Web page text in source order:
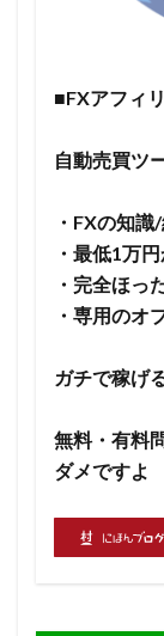
■FXアフィ
自動売買ツ
・FXの知
・最低1万
・完全ほっ
・専用のオ
ガチで稼げ
無料・有料
ダメですよ